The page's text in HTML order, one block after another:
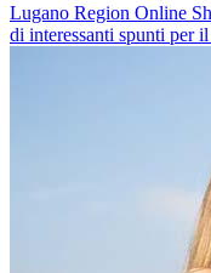
Lugano Region Online
di interessanti spunti per